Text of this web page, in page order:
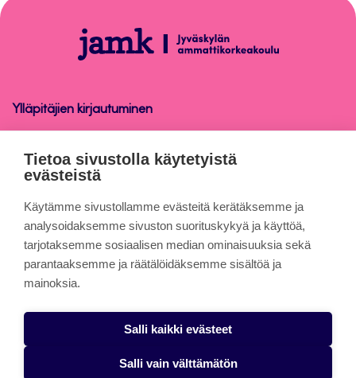
Asianhallinta
Ylläpitäjien kirjautuminen
Asianhallinta
Tietoa sivuista
Evästeet
Saavutettavuusseloste
Tietosuojaseloste
Alasottoilmoitus
Tietoa sivustolla käytetyistä
evästeistä
Käytämme sivustollamme evästeitä kerätäksemme ja
analysoidaksemme sivuston suorituskykyä ja käyttöä,
tarjotaksemme sosiaalisen median ominaisuuksia sekä
parantaaksemme ja räätälöidäksemme sisältöä ja
mainoksia.
Salli kaikki evästeet
Salli vain välttämätön